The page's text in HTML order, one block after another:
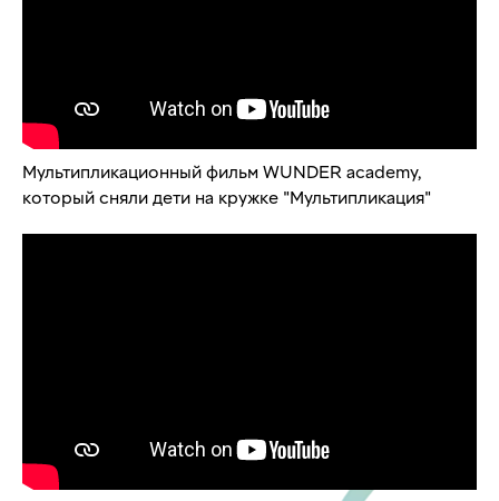
Мультипликационный фильм WUNDER academy,
который сняли дети на кружке "Мультипликация"